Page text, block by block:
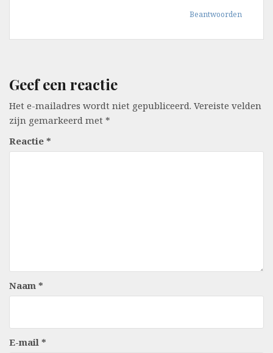
Beantwoorden
Geef een reactie
Het e-mailadres wordt niet gepubliceerd. Vereiste velden
zijn gemarkeerd met *
Reactie *
Naam *
E-mail *